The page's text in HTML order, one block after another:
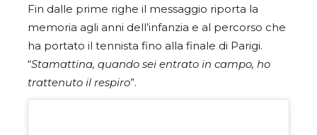
Fin dalle prime righe il messaggio riporta la
memoria agli anni dell’infanzia e al percorso che
ha portato il tennista fino alla finale di Parigi.
“Stamattina, quando sei entrato in campo, ho
trattenuto il respiro”.